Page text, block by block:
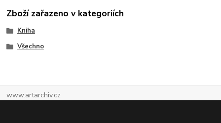
Zboží zařazeno v kategoriích
Kniha
Všechno
www.artarchiv.cz